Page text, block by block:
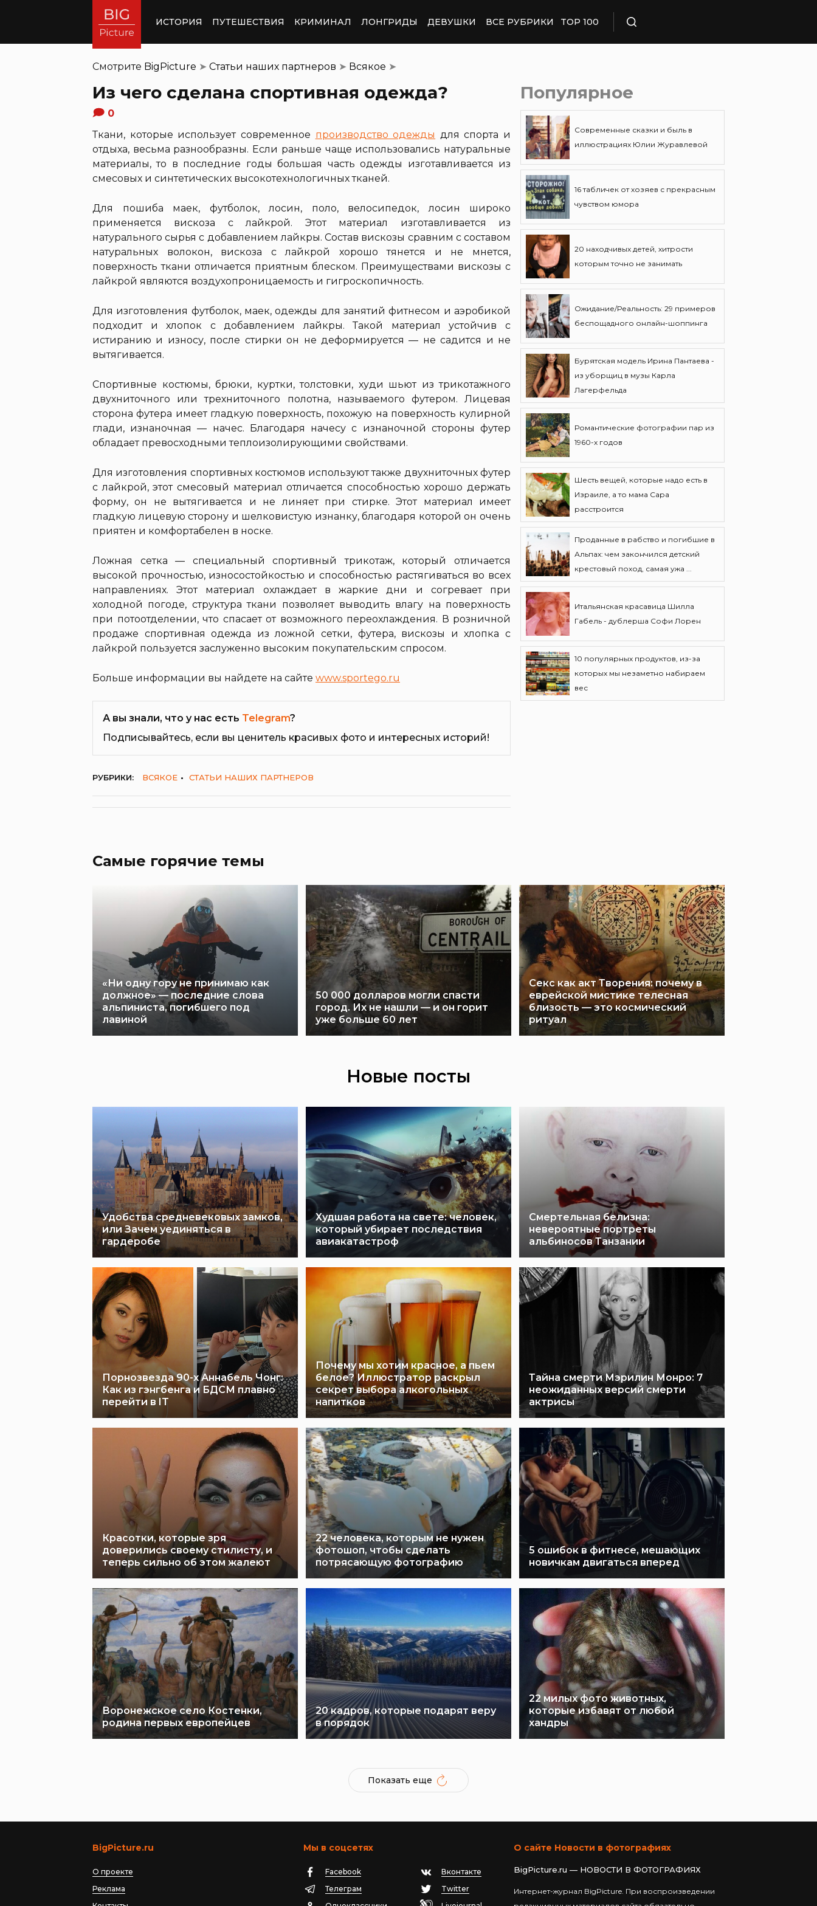
ИСТОРИЯ ПУТЕШЕСТВИЯ КРИМИНАЛ ЛОНГРИДЫ ДЕВУШКИ ВСЕ РУБРИКИ TOP 100
Смотрите BigPicture ➤ Статьи наших партнеров ➤ Всякое ➤
Из чего сделана спортивная одежда?
0
Ткани, которые использует современное производство одежды для спорта и
отдыха, весьма разнообразны. Если раньше чаще использовались натуральные
материалы, то в последние годы большая часть одежды изготавливается из
смесовых и синтетических высокотехнологичных тканей.
Для пошиба маек, футболок, лосин, поло, велосипедок, лосин широко
применяется вискоза с лайкрой. Этот материал изготавливается из
натурального сырья с добавлением лайкры. Состав вискозы сравним с составом
натуральных волокон, вискоза с лайкрой хорошо тянется и не мнется,
поверхность ткани отличается приятным блеском. Преимуществами вискозы с
лайкрой являются воздухопроницаемость и гигроскопичность.
Для изготовления футболок, маек, одежды для занятий фитнесом и аэробикой
подходит и хлопок с добавлением лайкры. Такой материал устойчив с
истиранию и износу, после стирки он не деформируется — не садится и не
вытягивается.
Спортивные костюмы, брюки, куртки, толстовки, худи шьют из трикотажного
двухниточного или трехниточного полотна, называемого футером. Лицевая
сторона футера имеет гладкую поверхность, похожую на поверхность кулирной
глади, изнаночная — начес. Благодаря начесу с изнаночной стороны футер
обладает превосходными теплоизолирующими свойствами.
Для изготовления спортивных костюмов используют также двухниточных футер
с лайкрой, этот смесовый материал отличается способностью хорошо держать
форму, он не вытягивается и не линяет при стирке. Этот материал имеет
гладкую лицевую сторону и шелковистую изнанку, благодаря которой он очень
приятен и комфортабелен в носке.
Ложная сетка — специальный спортивный трикотаж, который отличается
высокой прочностью, износостойкостью и способностью растягиваться во всех
направлениях. Этот материал охлаждает в жаркие дни и согревает при
холодной погоде, структура ткани позволяет выводить влагу на поверхность
при потоотделении, что спасает от возможного переохлаждения. В розничной
продаже спортивная одежда из ложной сетки, футера, вискозы и хлопка с
лайкрой пользуется заслуженно высоким покупательским спросом.
Больше информации вы найдете на сайте www.sportego.ru
А вы знали, что у нас есть Telegram?
Подписывайтесь, если вы ценитель красивых фото и интересных историй!
РУБРИКИ: ВСЯКОЕ СТАТЬИ НАШИХ ПАРТНЕРОВ
Популярное
Современные сказки и быль в
иллюстрациях Юлии Журавлевой
16 табличек от хозяев с прекрасным
чувством юмора
20 находчивых детей, хитрости
которым точно не занимать
Ожидание/Реальность: 29 примеров
беспощадного онлайн-шоппинга
Бурятская модель Ирина Пантаева -
из уборщиц в музы Карла
Лагерфельда
Романтические фотографии пар из
1960-х годов
Шесть вещей, которые надо есть в
Израиле, а то мама Сара
расстроится
Проданные в рабство и погибшие в
Альпах: чем закончился детский
крестовый поход, самая ужа ...
Итальянская красавица Шилла
Габель - дублерша Софи Лорен
10 популярных продуктов, из-за
которых мы незаметно набираем
вес
Самые горячие темы
«Ни одну гору не принимаю как
должное» — последние слова
альпиниста, погибшего под
лавиной
50 000 долларов могли спасти
город. Их не нашли — и он горит
уже больше 60 лет
Секс как акт Творения: почему в
еврейской мистике телесная
близость — это космический
ритуал
Новые посты
Удобства средневековых замков,
или Зачем уединяться в
гардеробе
Худшая работа на свете: человек,
который убирает последствия
авиакатастроф
Смертельная белизна:
невероятные портреты
альбиносов Танзании
Порнозвезда 90-х Аннабель Чонг:
Как из гэнгбенга и БДСМ плавно
перейти в IT
Почему мы хотим красное, а пьем
белое? Иллюстратор раскрыл
секрет выбора алкогольных
напитков
Тайна смерти Мэрилин Монро: 7
неожиданных версий смерти
актрисы
Красотки, которые зря
доверились своему стилисту, и
теперь сильно об этом жалеют
22 человека, которым не нужен
фотошоп, чтобы сделать
потрясающую фотографию
5 ошибок в фитнесе, мешающих
новичкам двигаться вперед
Воронежское село Костенки,
родина первых европейцев
20 кадров, которые подарят веру
в порядок
22 милых фото животных,
которые избавят от любой
хандры
Показать еще
BigPicture.ru
О проекте
Реклама
Мы в соцсетях
Facebook
Вконтакте
Телеграм
Twitter
О сайте Новости в фотографиях
BigPicture.ru — НОВОСТИ В ФОТОГРАФИЯХ
Интернет-журнал BigPicture. При воспроизведении